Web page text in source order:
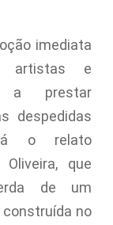
imediata
artistas e
a prestar
despedidas
o relato
que
de um
construída no